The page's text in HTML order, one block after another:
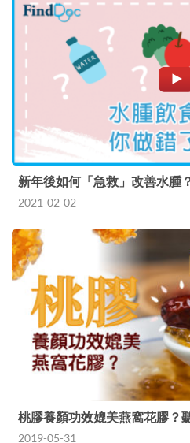
新年後如何「急救」改善水腫
2021-02-02
桃膠養顏功效媲美燕窩花膠？
2019-05-31